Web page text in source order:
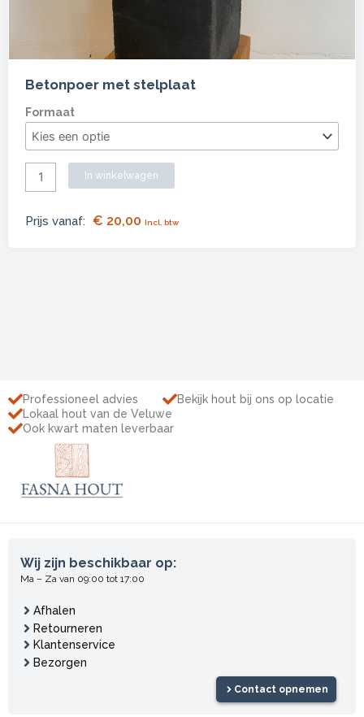
Betonpoer met stelplaat
Formaat
Betonpoer
met
stelplaat
aantal
In winkelwagen
Prijs vanaf: € 20,00 Incl. btw
Professioneel advies
Bekijk hout bij ons op locatie
Lokaal hout van de Veluwe
Ook kwart maten leverbaar
Wij zijn beschikbaar op:
Ma – Za van 09:00 tot 17:00
Afhalen
Retourneren
Klantenservice
Bezorgen
Contact opnemen